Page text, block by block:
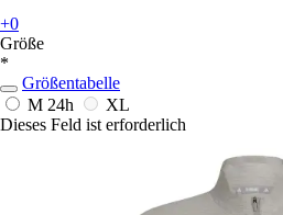
+0
Größe
*
Größentabelle
M 24h
XL
Dieses Feld ist erforderlich